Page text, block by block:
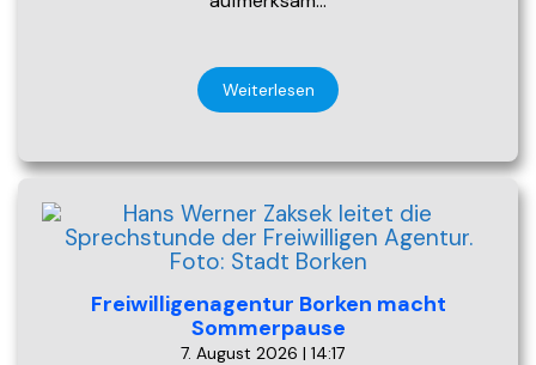
Weiterlesen
Freiwilligenagentur Borken macht
Sommerpause
7. August 2026 | 14:17